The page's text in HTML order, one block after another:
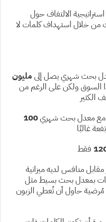
الالتفاف حول
من خلال استهداف كلمات لا
مليون
ولكن على الرغم من
الكثير
100
غالبًا
فقط
دولار بالشهر مقابل منافس لديه ميزانية
بمعدل بحث بسيط مثل
مُرضية حاول أن تُعطي الزبون